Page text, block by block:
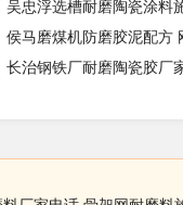
吴忠浮选槽耐磨陶瓷涂料
侯马磨煤机防磨胶泥配方
长治钢铁厂耐磨陶瓷胶厂